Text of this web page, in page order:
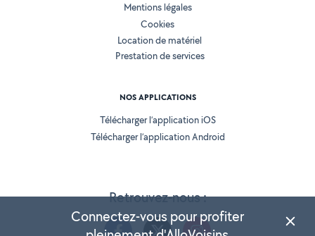
Retrouvez-nous :
Mentions légales
Cookies
Location de matériel
Prestation de services
NOS APPLICATIONS
Télécharger l’application iOS
Télécharger l’application Android
Connectez-vous pour profiter